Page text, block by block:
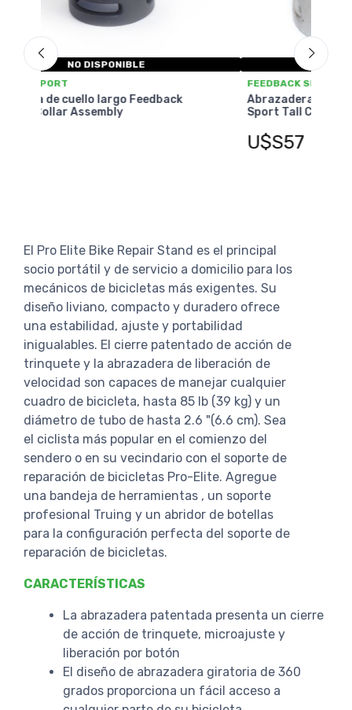
FEEDBACK SPORT
Abrazadera de cuello largo Feedback
Sport Tall Collar Assey
El Pro Elite Bike Repair Stand es el principal
socio portátil y de servicio a domicilio para los
mecánicos de bicicletas más exigentes. Su
diseño liviano, compacto y duradero ofrece
una estabilidad, ajuste y portabilidad
inigualables. El cierre patentado de acción de
trinquete y la abrazadera de liberación de
velocidad son capaces de manejar cualquier
cuadro de bicicleta, hasta 85 lb (39 kg) y un
diámetro de tubo de hasta 2.6 "(6.6 cm). Sea
el ciclista más popular en el comienzo del
sendero o en su vecindario con el soporte de
reparación de bicicletas Pro-Elite. Agregue
una bandeja de herramientas , un soporte
profesional Truing y un abridor de botellas
para la configuración perfecta del soporte de
reparación de bicicletas.
CARACTERÍSTICAS
La abrazadera patentada presenta un cierre
de acción de trinquete, microajuste y
liberación por botón
El diseño de abrazadera giratoria de 360 ​​
grados proporciona un fácil acceso a